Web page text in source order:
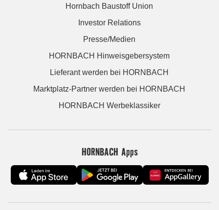
Hornbach Baustoff Union
Investor Relations
Presse/Medien
HORNBACH Hinweisgebersystem
Lieferant werden bei HORNBACH
Marktplatz-Partner werden bei HORNBACH
HORNBACH Werbeklassiker
HORNBACH Apps